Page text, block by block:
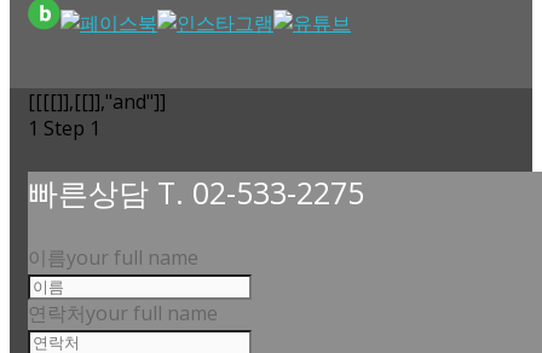
[[[[]],[[]],"and"]]
1 Step 1
빠른상담 T. 02-533-2275
이름your full name
연락처your full name